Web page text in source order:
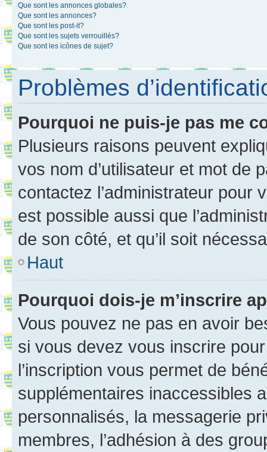
Que sont les annonces globales?
Que sont les annonces?
Que sont les post-it?
Que sont les sujets verrouillés?
Que sont les icônes de sujet?
Problèmes
Pourquoi ne puis-je pas me
Plusieurs raisons peuvent
vos nom d’utilisateur et mot de
contactez l’administrateur pour
est possible aussi que
de son côté, et qu’il soit
Haut
Pourquoi dois-je m’inscrire
Vous pouvez ne pas en avoir
si vous devez vous inscrire
l’inscription vous permet de
supplémentaires inaccessibles
personnalisés, la messagerie
membres, l’adhésion à des